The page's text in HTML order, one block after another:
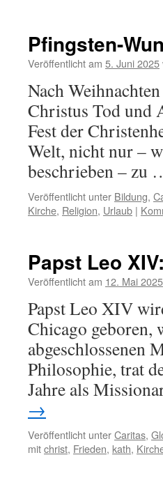
Pfingsten-
Veröffentlicht am 5. Juni 2025
Nach
Christus Tod und
Fest der
Welt, nicht nur –
beschrieben – zu
Veröffentlicht unter Bildung,
Kirche, Religion, Urlaub |
Papst Leo
Veröffentlicht am 12. Mai 2025
Papst Leo XIV
Chicago geboren,
abgeschlossenen
Philosophie, trat
Jahre als
→
Veröffentlicht unterCaritas,
mitchrist, Frieden, kath,